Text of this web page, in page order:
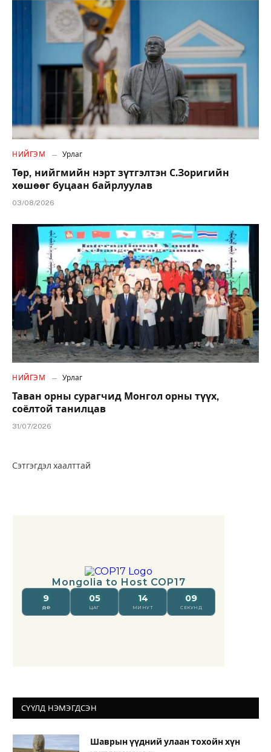
НИЙГЭМ Урлаг
Төр, нийгмийн нэрт зүтгэлтэн С.Зоригийн
хөшөөг буцаан байрлуулав
03/08/2026
НИЙГЭМ Урлаг
Таван орны сурагчид Монгол орны түүх,
соёлтой танилцав
31/07/2026
Сэтгэгдэл хаалттай
СҮҮЛД НЭМЭГДСЭН
Шаврын үүдний улаан тохойн хүн